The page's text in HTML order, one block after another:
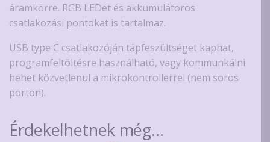
áramkörre. RGB LEDet és akkumulátoros
csatlakozási pontokat is tartalmaz.
USB type C csatlakozóján tápfeszültséget kaphat,
programfeltöltésre használható, vagy kommunkálni
hehet közvetlenül a mikrokontrollerrel (nem soros
porton).
Érdekelhetnek még…